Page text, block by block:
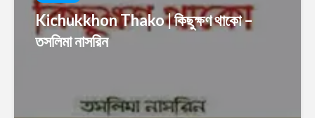
Kichukkhon Thako | কিছুক্ষণ থাকো –
তসলিমা নাসরিন